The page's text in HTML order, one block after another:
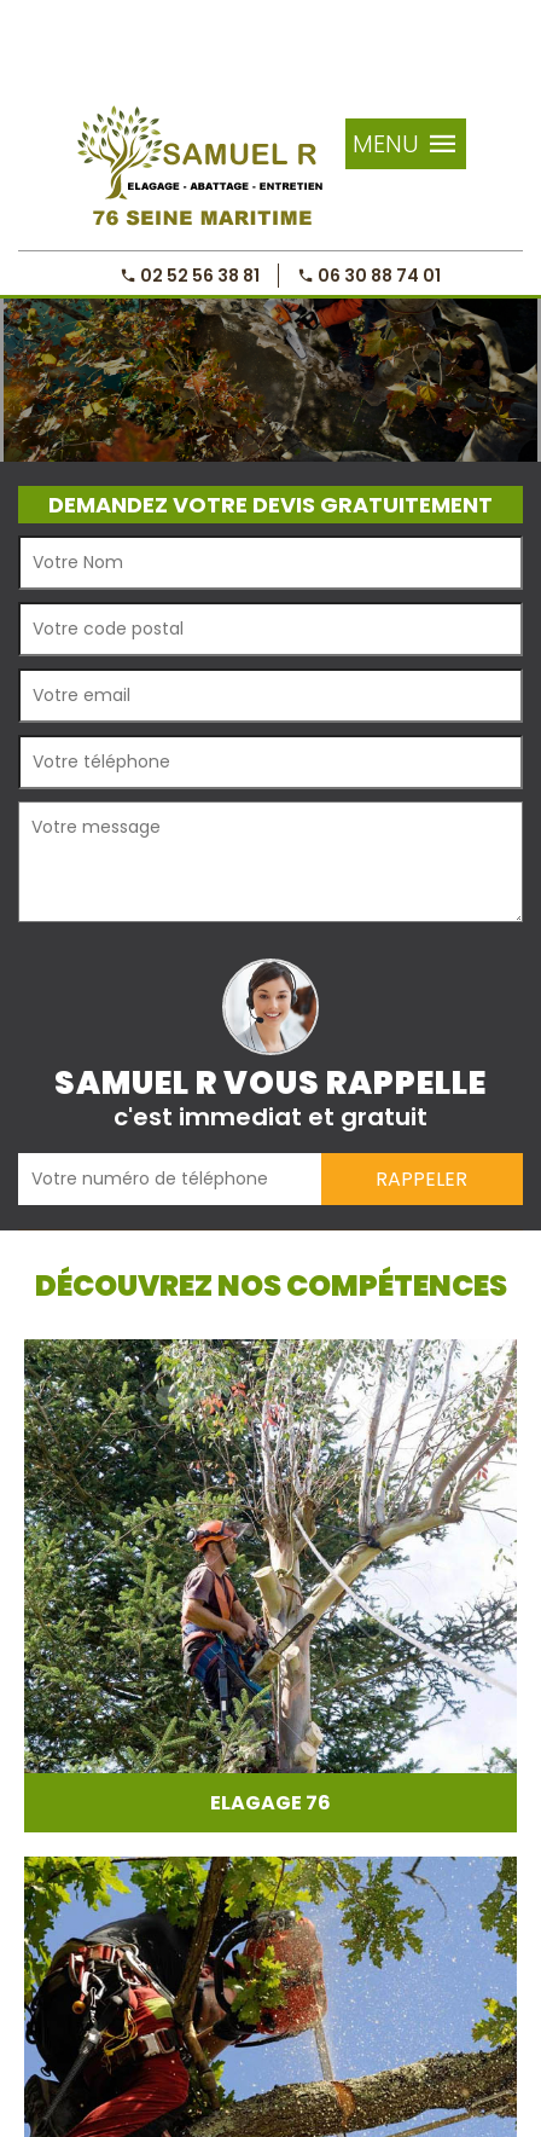
MENU
02 52 56 38 81 06 30 88 74 01
DEMANDEZ VOTRE DEVIS GRATUITEMENT
SAMUEL R VOUS RAPPELLE
c'est immediat et gratuit
DÉCOUVREZ NOS COMPÉTENCES
ELAGAGE 76